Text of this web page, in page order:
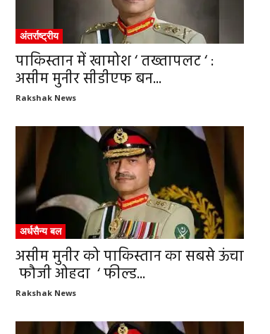
अंतर्राष्ट्रीय
पाकिस्तान में खामोश ‘ तख्तापलट ‘ :
असीम मुनीर सीडीएफ बन...
Rakshak News
अर्धसैन्य बल
असीम मुनीर को पाकिस्तान का सबसे ऊंचा
फौजी ओहदा ‘ फील्ड...
Rakshak News